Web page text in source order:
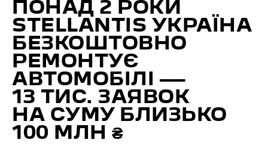
ПОНАД 2 РОКИ
STELLANTIS УКРАЇНА
БЕЗКОШТОВНО
РЕМОНТУЄ
АВТОМОБІЛІ —
13 ТИС. ЗАЯВОК
НА СУМУ БЛИЗЬКО
100 МЛН ₴